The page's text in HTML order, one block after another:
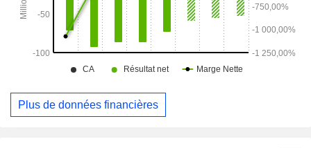
Plus de données financières